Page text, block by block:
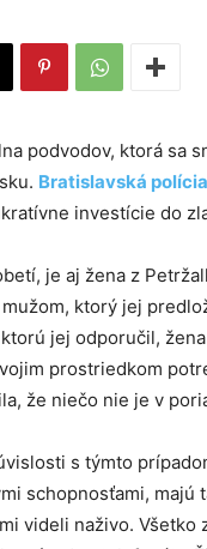
podvodov, ktorá sa
Bratislavská polícia
investície do
je aj žena z
ktorý jej
jej odporučil,
prostriedkom
že niečo nie je v
s týmto
schopnosťami,
videli naživo.